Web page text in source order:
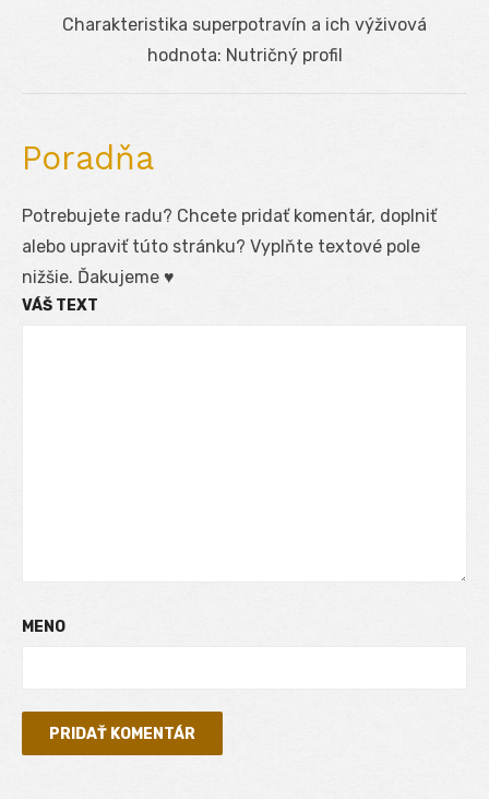
NextCharakteristika superpotravín a ich výživová
hodnota: Nutričný profil
Poradňa
Potrebujete radu? Chcete pridať komentár, doplniť
alebo upraviť túto stránku? Vyplňte textové pole
nižšie. Ďakujeme ♥
VÁŠ TEXT
MENO